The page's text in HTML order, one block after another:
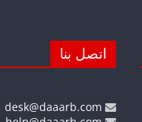
اتصل بنا